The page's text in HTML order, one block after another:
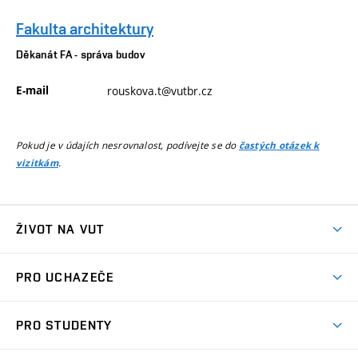
Fakulta architektury
Děkanát FA - správa budov
E-mail rouskova.t@vutbr.cz
Pokud je v údajích nesrovnalost, podívejte se do častých otázek k
vizitkám.
ŽIVOT NA VUT
Koleje
PRO UCHAZEČE
PRO STUDENTY